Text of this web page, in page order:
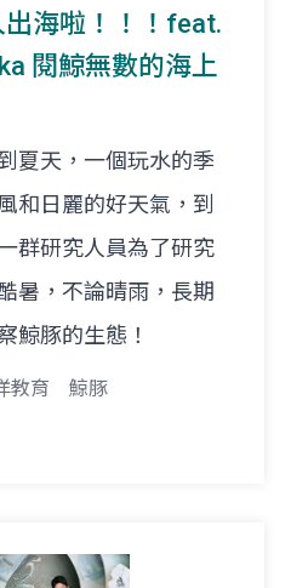
出海啦！！！feat.
閱鯨無數的海上
夏天，一個玩水的季
和日麗的好天氣，到
群研究人員為了研究
暑，不論晴雨，長期
鯨豚的生態！
教育 鯨豚